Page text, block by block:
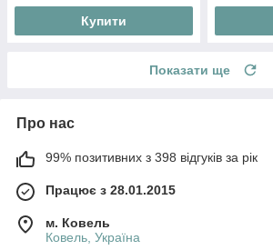
Купити
Показати ще
Про нас
99% позитивних з 398 відгуків за рік
Працює з 28.01.2015
м. Ковель
Ковель, Україна